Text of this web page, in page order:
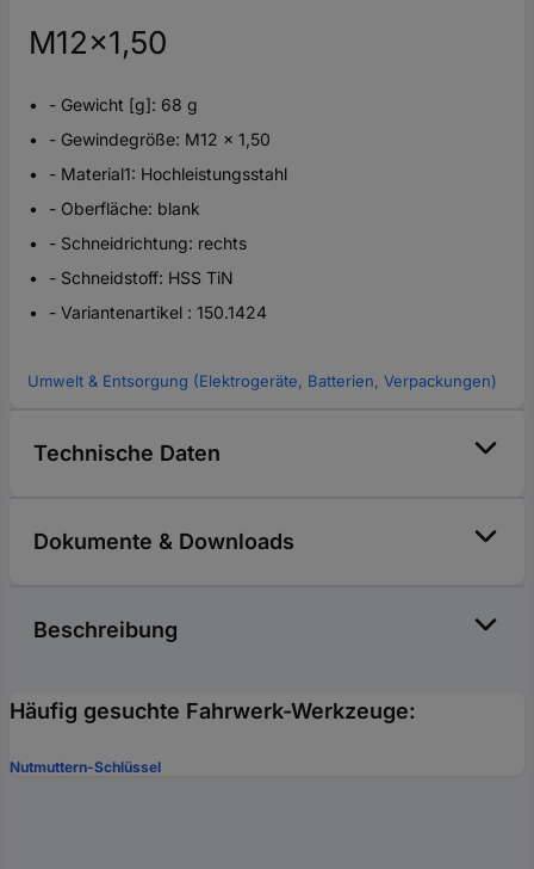
M12x1,50
- Gewicht [g]: 68 g
- Gewindegröße: M12 x 1,50
- Material1: Hochleistungsstahl
- Oberfläche: blank
- Schneidrichtung: rechts
- Schneidstoff: HSS TiN
- Variantenartikel : 150.1424
Umwelt & Entsorgung (Elektrogeräte, Batterien, Verpackungen)
Technische Daten
Dokumente & Downloads
Beschreibung
Häufig gesuchte Fahrwerk-Werkzeuge:
Nutmuttern-Schlüssel